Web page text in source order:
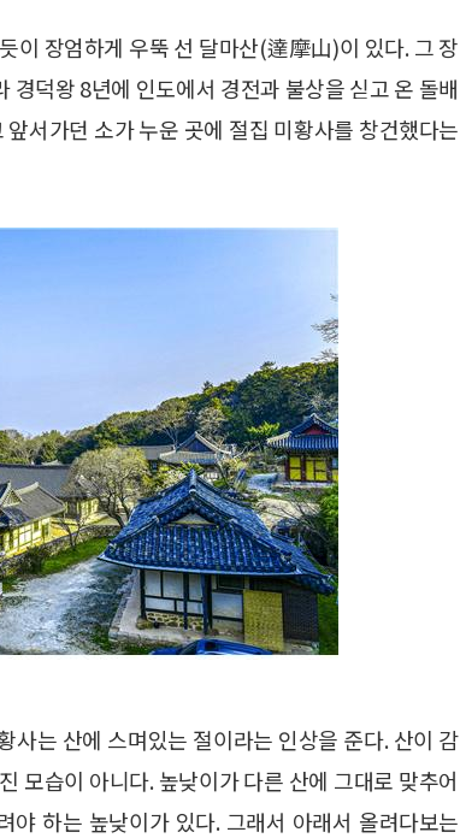
이 장엄하게 우뚝 선 달마산(達摩山)이 있다. 그 장
덕왕 8년에 인도에서 경전과 불상을 싣고 온 돌배
서가던 소가 누운 곳에 절집 미황사를 창건했다는
사는 산에 스며있는 절이라는 인상을 준다. 산이 감
모습이 아니다. 높낮이가 다른 산에 그대로 맞추어
하는 높낮이가 있다. 그래서 아래서 올려다보는